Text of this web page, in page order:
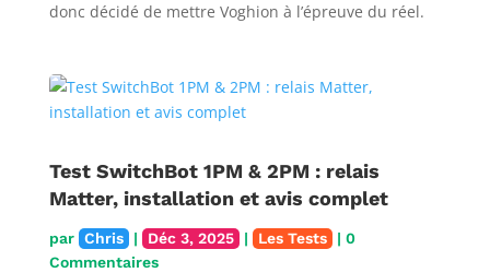
donc décidé de mettre Voghion à l’épreuve du réel.
Test SwitchBot 1PM & 2PM : relais
Matter, installation et avis complet
par Chris | Déc 3, 2025 | Les Tests | 0
Commentaires